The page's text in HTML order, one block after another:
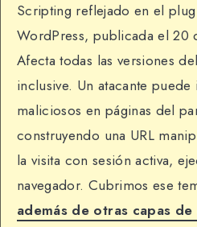
Scripting reflejado en el
WordPress, publicada el 20
Afecta todas las versiones
inclusive. Un atacante puede
maliciosos en páginas del
construyendo una URL
la visita con sesión activa,
navegador. Cubrimos ese
además de otras capas de